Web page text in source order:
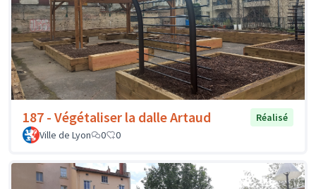
187 - Végétaliser la dalle Artaud
Réalisé
Ville de Lyon
0 0